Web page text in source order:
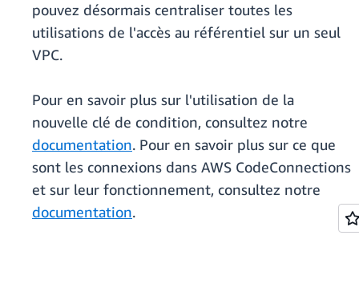
pouvez désormais centraliser toutes les
utilisations de l'accès au référentiel sur un seul
VPC.
Pour en savoir plus sur l'utilisation de la
nouvelle clé de condition, consultez notre
documentation. Pour en savoir plus sur ce que
sont les connexions dans AWS CodeConnections
et sur leur fonctionnement, consultez notre
documentation.